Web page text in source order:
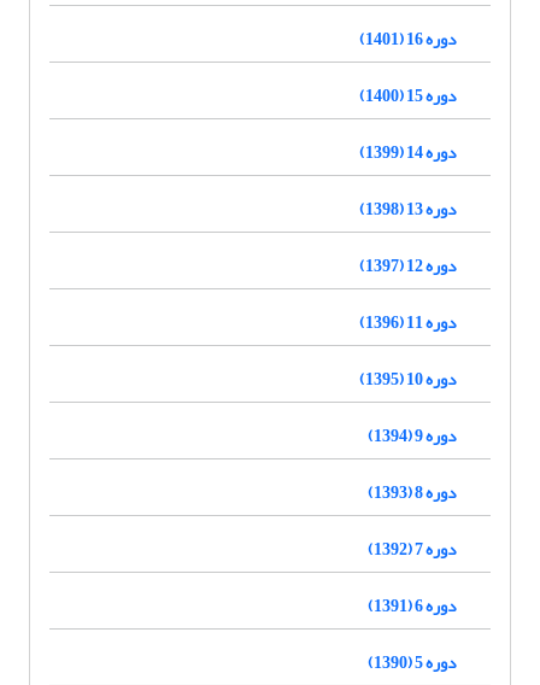
دوره 16 (1401)
دوره 15 (1400)
دوره 14 (1399)
دوره 13 (1398)
دوره 12 (1397)
دوره 11 (1396)
دوره 10 (1395)
دوره 9 (1394)
دوره 8 (1393)
دوره 7 (1392)
دوره 6 (1391)
دوره 5 (1390)